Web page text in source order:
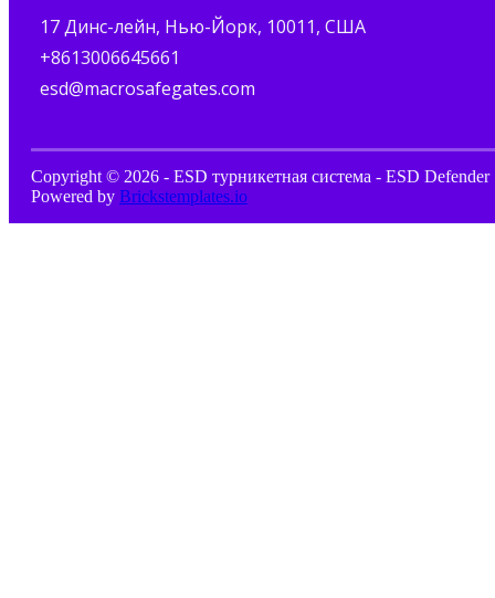
17 Динс-лейн, Нью-Йорк, 10011, США
+8613006645661
esd@macrosafegates.com
Copyright © 2026 - ESD турникетная система - ESD Defender
Powered by Brickstemplates.io